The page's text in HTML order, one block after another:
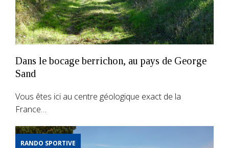
Dans le bocage berrichon, au pays de George
Sand
Vous êtes ici au centre géologique exact de la
France…
RANDO SPORTIVE